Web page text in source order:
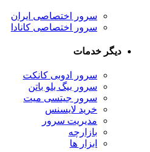
سرور اختصاصی ایران
سرور اختصاصی کانادا
دیگر خدمات
سرور ادوبی کانکت
سرور بیگ بلو باتن
سرور جیتسی میت
خرید لایسنس
مدیریت سرور
بازارچه
ابزار ها